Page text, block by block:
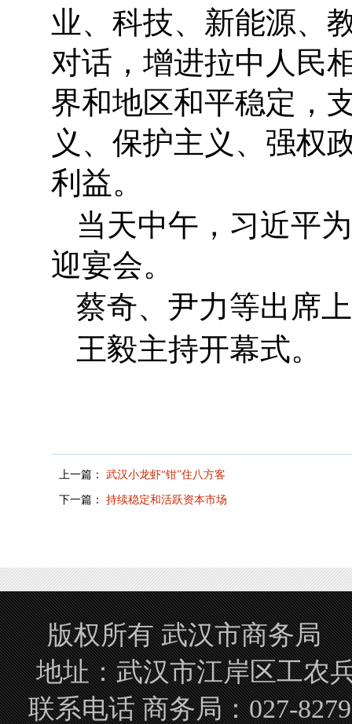
业、科技、新能源、
对话，增进拉中人民
界和地区和平稳定，
义、保护主义、强权
利益。
当天中午，习近平
迎宴会。
蔡奇、尹力等出席
王毅主持开幕式。
上一篇： 武汉小龙虾“钳”住八方客
下一篇： 持续稳定和活跃资本市场
版权所有 武汉市商务局
地址：武汉市江岸区工
联系电话 商务局：027-